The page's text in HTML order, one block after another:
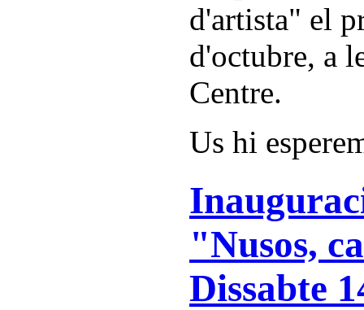
d'artista" el
d'octubre, a
Centre.
Us hi
"Nusos,
Dissabte